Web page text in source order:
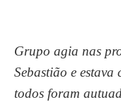
Grupo agia nas
Sebastião e
todos foram